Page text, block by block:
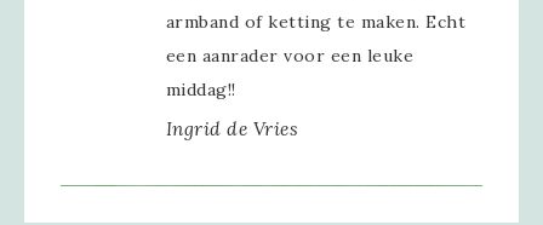
armband of ketting te maken. Echt
een aanrader voor een leuke
middag!!
Ingrid de Vries